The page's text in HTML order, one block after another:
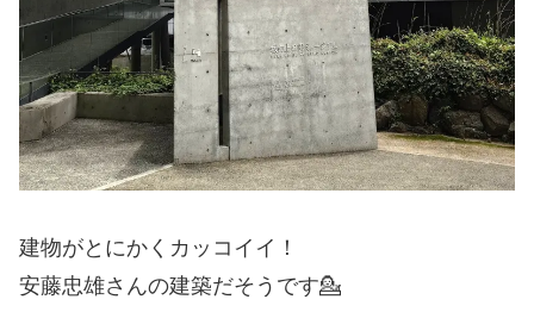
建物がとにかくカッコイイ！
安藤忠雄さんの建築だそうです💁